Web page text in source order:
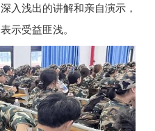
入浅出的讲解和亲自演示，
示受益匪浅。